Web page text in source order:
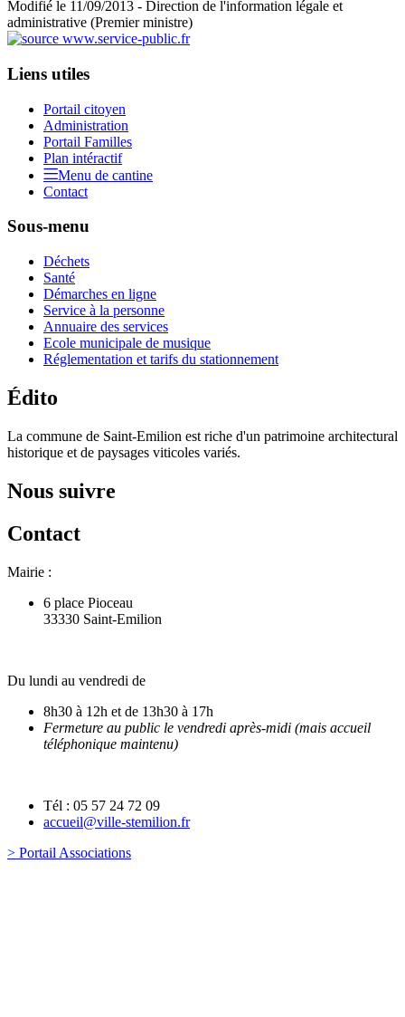
Modifié le 11/09/2013 - Direction de l'information légale et
administrative (Premier ministre)
Liens utiles
Portail citoyen
Administration
Portail Familles
Plan intéractif
Menu de cantine
Contact
Sous-menu
Déchets
Santé
Démarches en ligne
Service à la personne
Annuaire des services
Ecole municipale de musique
Réglementation et tarifs du stationnement
Édito
La commune de Saint-Emilion est riche d'un patrimoine architectural
historique et de paysages viticoles variés.
Nous suivre
Contact
Mairie :
6 place Pioceau
33330 Saint-Emilion
Du lundi au vendredi de
8h30 à 12h et de 13h30 à 17h
Fermeture au public le vendredi après-midi (mais accueil
téléphonique maintenu)
Tél : 05 57 24 72 09
accueil@ville-stemilion.fr
> Portail Associations